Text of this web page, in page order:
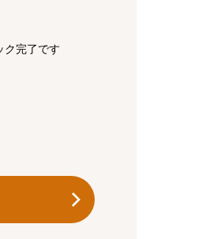
ク完了です